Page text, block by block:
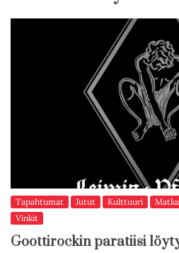
Tapahtumat Jutut Kulttuuri
Vinkit
Goottirockin paratiisi